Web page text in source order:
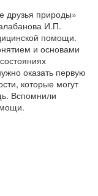
природы»
И.П.
помощи.
и основами
оказать первую
которые могут
Вспомнили